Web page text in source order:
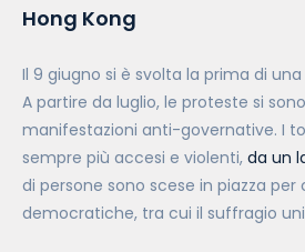
Hong Kong
Il 9 giugno si è svolta la prima di
A partire da luglio, le proteste si
manifestazioni anti-governative. I
sempre più accesi e violenti, da un
di persone sono scese in piazza
democratiche, tra cui il suffragio